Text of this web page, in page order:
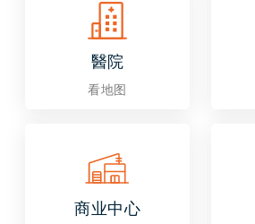
醫院
看地图
商业中心